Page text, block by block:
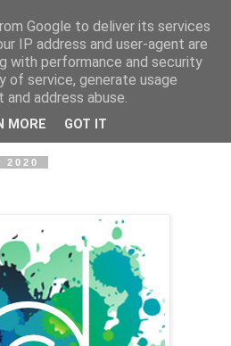
2020
Google to deliver its services
IP address and user-agent are
with performance and security
of service, generate usage
address abuse.
MORE GOT IT